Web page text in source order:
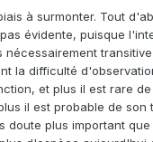
à surmonter. Tout
évidente, puisque
nécessairement
la difficulté
et plus il est rare
il est probable de son
doute plus important